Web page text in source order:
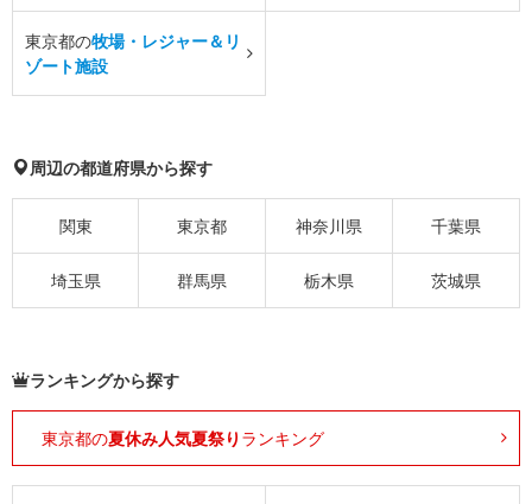
東京都の牧場・レジャー＆リ
ゾート施設
周辺の都道府県から探す
関東 東京都 神奈川県 千葉県
埼玉県 群馬県 栃木県 茨城県
ランキングから探す
東京都の夏休み人気夏祭り ランキング